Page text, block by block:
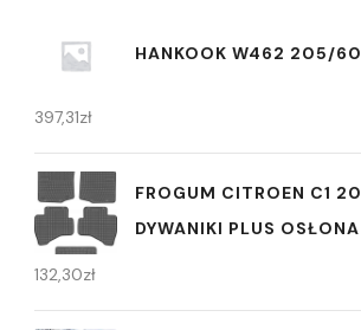
HANKOOK W462 205/
397,31zł
FROGUM CITROEN C1
DYWANIKI PLUS OSŁONA
132,30zł